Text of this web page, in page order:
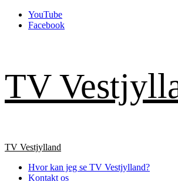
Skip
YouTube
Facebook
TV
Primary
TV Vestjylland
Hvor kan jeg se TV Vestjylland?
Kontakt os